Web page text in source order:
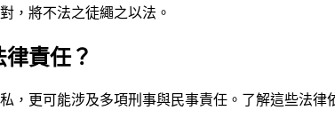
，將不法之徒繩之以法。
責任？
，更可能涉及多項刑事與民事責任。了解這些法律